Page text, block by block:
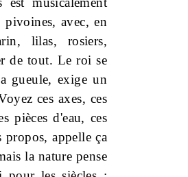
avec, en
lilas, rosiers,
de tout. Le roi se
gueule, exige un
ces axes, ces
pièces d'eau, ces
propos, appelle ça
la nature pense